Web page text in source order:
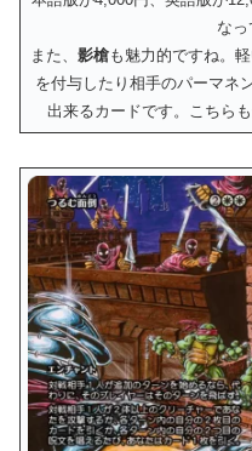
なっ
また、 影槍も魅力的ですね。
を付与したり相手のパーマネ
出来るカードです。こちら